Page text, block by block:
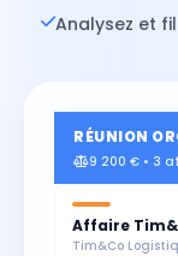
Analysez et
RÉUNION
9 200 € • 3
Affaire
Tim&Co